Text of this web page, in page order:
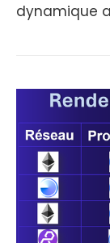
dynamique